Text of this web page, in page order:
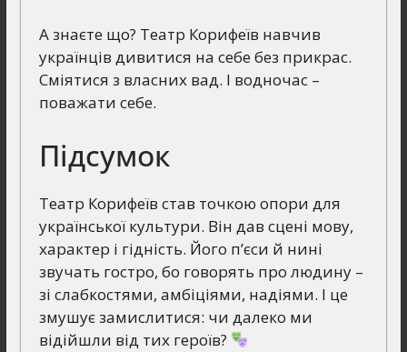
А знаєте що? Театр Корифеїв навчив
українців дивитися на себе без прикрас.
Сміятися з власних вад. І водночас –
поважати себе.
Підсумок
Театр Корифеїв став точкою опори для
української культури. Він дав сцені мову,
характер і гідність. Його п’єси й нині
звучать гостро, бо говорять про людину –
зі слабкостями, амбіціями, надіями. І це
змушує замислитися: чи далеко ми
відійшли від тих героїв?